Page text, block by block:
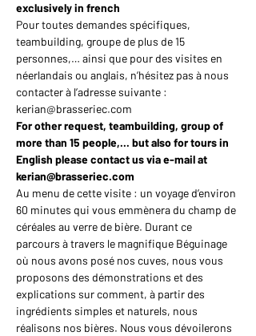
exclusively in french
Pour toutes demandes spécifiques,
teambuilding, groupe de plus de 15
personnes,… ainsi que pour des visites en
néerlandais ou anglais, n’hésitez pas à nous
contacter à l’adresse suivante :
kerian@brasseriec.com
For other request, teambuilding, group of
more than 15 people,... but also for tours in
English please contact us via e-mail at
kerian@brasseriec.com
Au menu de cette visite : un voyage d’environ
60 minutes qui vous emmènera du champ de
céréales au verre de bière. Durant ce
parcours à travers le magnifique Béguinage
où nous avons posé nos cuves, nous vous
proposons des démonstrations et des
explications sur comment, à partir des
ingrédients simples et naturels, nous
réalisons nos bières. Nous vous dévoilerons